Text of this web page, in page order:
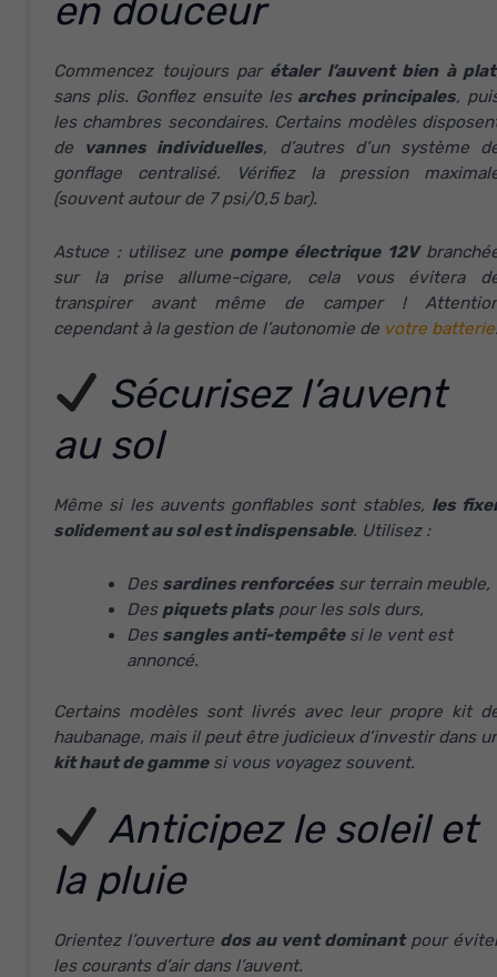
en douceur
Commencez toujours par étaler l’auvent bien à plat
sans plis. Gonflez ensuite les arches principales,
les chambres secondaires. Certains modèles
de vannes individuelles, d’autres d’un système
gonflage centralisé. Vérifiez la pression
(souvent autour de 7 psi/0,5 bar).
Astuce : utilisez une pompe électrique 12V
sur la prise allume-cigare, cela vous évitera
transpirer avant même de camper !
cependant à la gestion de l’autonomie de votre batterie
Sécurisez l’auvent
au sol
Même si les auvents gonflables sont stables, les
solidement au sol est indispensable. Utilisez :
Des sardines renforcées sur terrain meuble,
Des piquets plats pour les sols durs,
Des sangles anti-tempêtesi le vent est
annoncé.
Certains modèles sont livrés avec leur propre kit
haubanage, mais il peut être judicieux d’investir dans
kit haut de gammesi vous voyagez souvent.
Anticipez le soleil et
la pluie
Orientez l’ouverture dos au vent dominantpour
les courants d’air dans l’auvent.